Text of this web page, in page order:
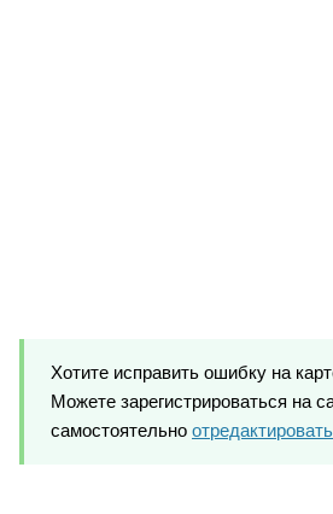
Хотите исправить ошибку на
Можете зарегистрироваться на
самостоятельно